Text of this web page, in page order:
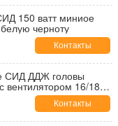
150 ватт миниое
черноту
Контакты
СИД ДДЖ головы
вентилятором 16/18
Контакты